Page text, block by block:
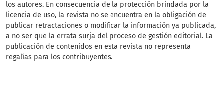
los autores. En consecuencia de la protección brindada por la
licencia de uso, la revista no se encuentra en la obligación de
publicar retractaciones o modificar la información ya publicada,
a no ser que la errata surja del proceso de gestión editorial. La
publicación de contenidos en esta revista no representa
regalías para los contribuyentes.